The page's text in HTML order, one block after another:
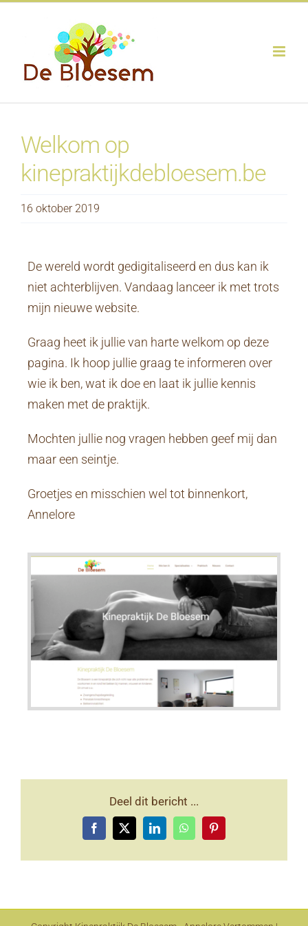
Welkom op
kinepraktijkdebloesem.be
16 oktober 2019
De wereld wordt gedigitaliseerd en dus kan ik
niet achterblijven. Vandaag lanceer ik met trots
mijn nieuwe website.
Graag heet ik jullie van harte welkom op deze
pagina. Ik hoop jullie graag te informeren over
wie ik ben, wat ik doe en laat ik jullie kennis
maken met de praktijk.
Mochten jullie nog vragen hebben geef mij dan
maar een seintje.
Groetjes en misschien wel tot binnenkort,
Annelore
Deel dit bericht ...
Facebook
X LinkedInWhatsAppPinterest